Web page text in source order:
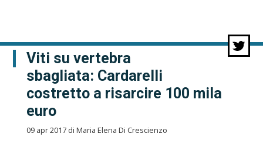
Viti su vertebra
sbagliata: Cardarelli
costretto a risarcire 100 mila
euro
09 apr 2017 di Maria Elena Di Crescienzo